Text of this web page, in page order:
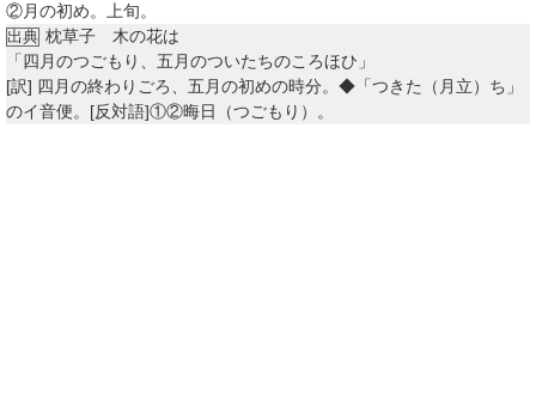
②月の初め。上旬。
出典 枕草子 木の花は
「四月のつごもり、五月のついたちのころほひ」
[訳] 四月の終わりごろ、五月の初めの時分。◆「つきた（月立）ち」
のイ音便。[反対語]①②晦日（つごもり）。